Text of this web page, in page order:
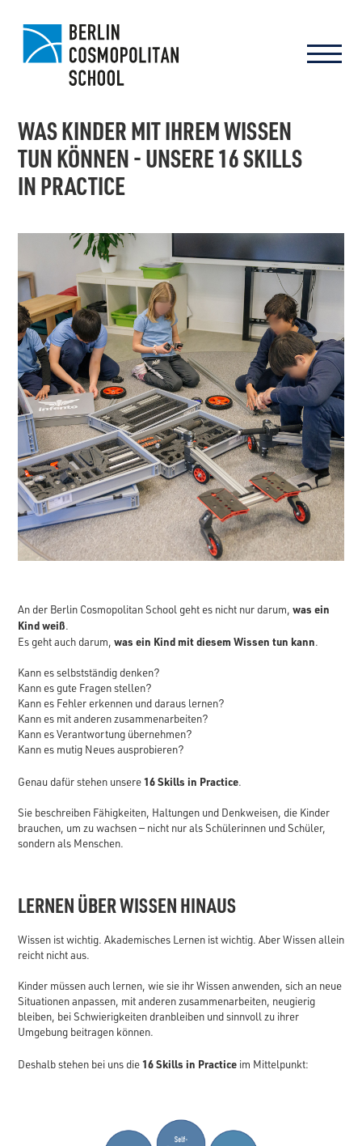
WAS KINDER MIT IHREM WISSEN
TUN KÖNNEN - UNSERE 16 SKILLS
IN PRACTICE
An der Berlin Cosmopolitan School geht es nicht nur darum, was ein
Kind weiß.
Es geht auch darum, was ein Kind mit diesem Wissen tun kann.
Kann es selbstständig denken?
Kann es gute Fragen stellen?
Kann es Fehler erkennen und daraus lernen?
Kann es mit anderen zusammenarbeiten?
Kann es Verantwortung übernehmen?
Kann es mutig Neues ausprobieren?
Genau dafür stehen unsere16 Skills in Practice.
Sie beschreiben Fähigkeiten, Haltungen und Denkweisen, die Kinder
brauchen, um zu wachsen — nicht nur als Schülerinnen und Schüler,
sondern als Menschen.
LERNEN ÜBER WISSEN HINAUS
Wissen ist wichtig. Akademisches Lernen ist wichtig. Aber Wissen allein
reicht nicht aus.
Kinder müssen auch lernen, wie sie ihr Wissen anwenden, sich an neue
Situationen anpassen, mit anderen zusammenarbeiten, neugierig
bleiben, bei Schwierigkeiten dranbleiben und sinnvoll zu ihrer
Umgebung beitragen können.
Deshalb stehen bei uns die16 Skills in Practiceim Mittelpunkt: